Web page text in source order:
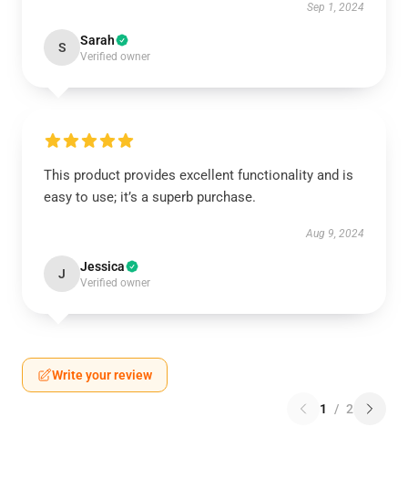
Sep 1, 2024
S Sarah
Verified owner
This product provides excellent functionality and is
easy to use; it’s a superb purchase.
Aug 9, 2024
J Jessica
Verified owner
Write your review
1 / 2